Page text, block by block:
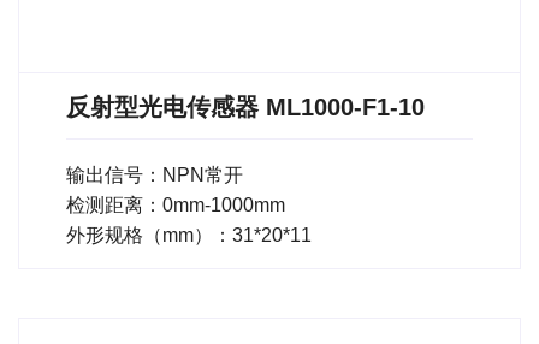
反射型光电传感器 ML1000-F1-10
输出信号：NPN常开
检测距离：0mm-1000mm
外形规格（mm）：31*20*11